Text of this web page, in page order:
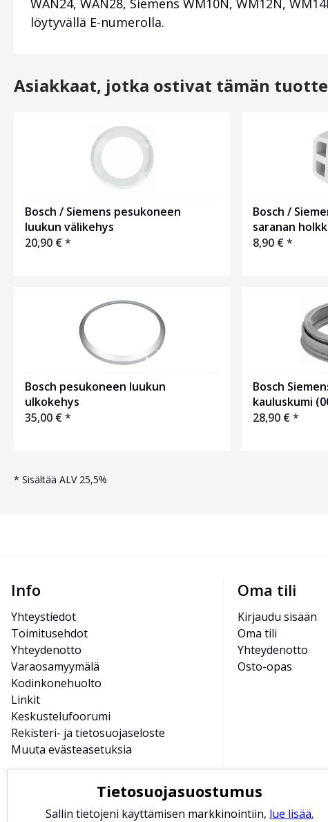
WAN24, WAN28, Siemens WM10N, WM12N,
löytyvällä E-numerolla.
Asiakkaat, jotka ostivat tämän
Bosch / Siemens pesukoneen
luukun välikehys
20,90 €*
Bosch /
saranan
8,90 €*
Bosch pesukoneen luukun
ulkokehys
35,00 €*
Bosch
kauluskumi
28,90 €*
* Sisältää ALV 25,5%
Info
Yhteystiedot
Toimitusehdot
Yhteydenotto
Varaosamyymälä
Kodinkonehuolto
Linkit
Keskustelufoorumi
Rekisteri- ja tietosuojaseloste
Muuta evästeasetuksia
Oma tili
Kirjaudu sisään
Oma tili
Yhteydenotto
Osto-opas
Tietosuojasuostumus
Sallin tietojeni käyttämisen markkinointiin, lue lisää.